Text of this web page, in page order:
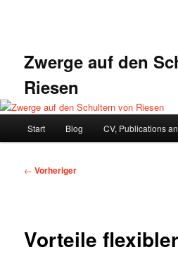
Zwerge auf den
Riesen
Start Blog CV, Publications
Beitragsnavigation
← Vorheriger
Vorteile flexibler